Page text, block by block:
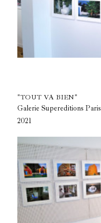
"TOUT VA BIEN"
Galerie Supereditions Paris
2021